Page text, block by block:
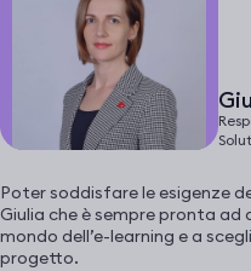
Poter soddisfare le esigenze
Giulia che è sempre pronta ad
mondo dell’e-learning e a
progetto.